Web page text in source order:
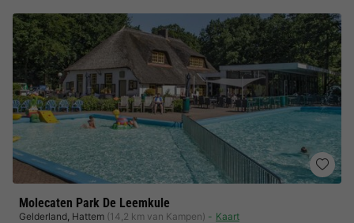
Molecaten Park De Leemkule
Gelderland, Hattem (14,2 km van Kampen) Kaart